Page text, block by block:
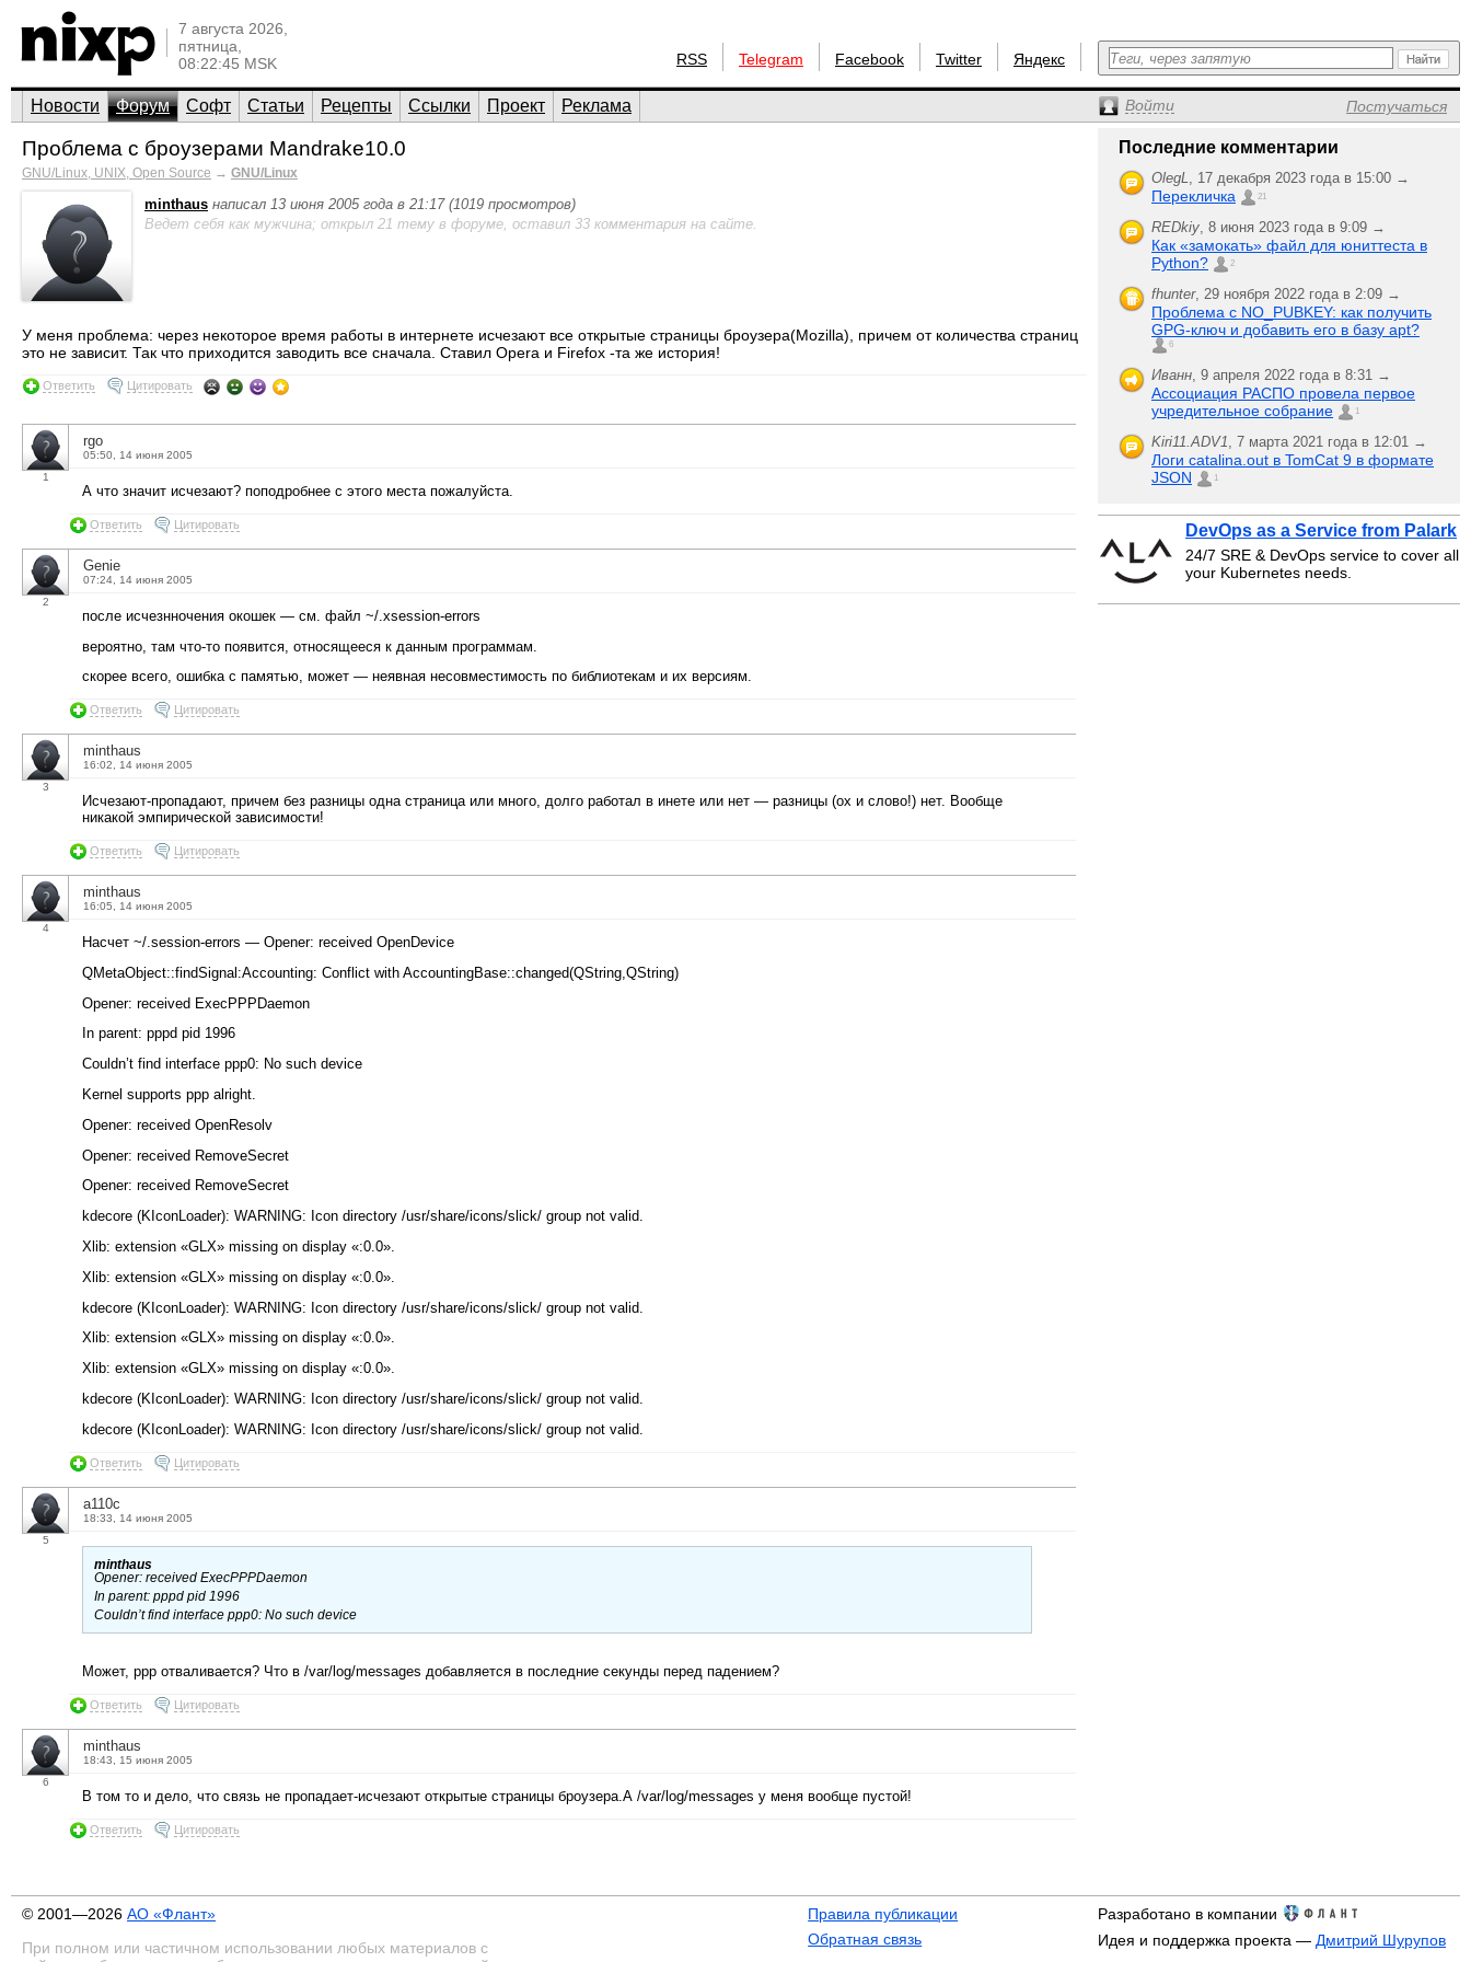
7 августа 2026,
пятница,
08:22:45 MSK
RSS Telegram Facebook Twitter Яндекс
Новости Форум Софт Статьи Рецепты Ссылки Проект Реклама Войти Постучаться
Проблема с броузерами Mandrake10.0
GNU/Linux, UNIX, Open Source → GNU/Linux
minthaus написал 13 июня 2005 года в 21:17 (1019 просмотров)
Ведет себя как мужчина; открыл 21 тему в форуме, оставил 33 комментария на сайте.
У меня проблема: через некоторое время работы в интернете исчезают все открытые страницы броузера(Mozilla), причем от количества страниц
это не зависит. Так что приходится заводить все сначала. Ставил Opera и Firefox -та же история!
Ответить Цитировать
1
rgo
05:50, 14 июня 2005
А что значит исчезают? поподробнее с этого места пожалуйста.
Ответить Цитировать
2
Genie
07:24, 14 июня 2005
после исчезнночения окошек — см. файл ~/.xsession-errors
вероятно, там что-то появится, относящееся к данным программам.
скорее всего, ошибка с памятью, может — неявная несовместимость по библиотекам и их версиям.
Ответить Цитировать
3
minthaus
16:02, 14 июня 2005
Исчезают-пропадают, причем без разницы одна страница или много, долго работал в инете или нет — разницы (ох и слово!) нет. Вообще
никакой эмпирической зависимости!
Ответить Цитировать
4
minthaus
16:05, 14 июня 2005
Насчет ~/.session-errors — Opener: received OpenDevice
QMetaObject::findSignal:Accounting: Conflict with AccountingBase::changed(QString,QString)
Opener: received ExecPPPDaemon
In parent: pppd pid 1996
Couldn’t find interface ppp0: No such device
Kernel supports ppp alright.
Opener: received OpenResolv
Opener: received RemoveSecret
Opener: received RemoveSecret
kdecore (KIconLoader): WARNING: Icon directory /usr/share/icons/slick/ group not valid.
Xlib: extension «GLX» missing on display «:0.0».
Xlib: extension «GLX» missing on display «:0.0».
kdecore (KIconLoader): WARNING: Icon directory /usr/share/icons/slick/ group not valid.
Xlib: extension «GLX» missing on display «:0.0».
Xlib: extension «GLX» missing on display «:0.0».
kdecore (KIconLoader): WARNING: Icon directory /usr/share/icons/slick/ group not valid.
kdecore (KIconLoader): WARNING: Icon directory /usr/share/icons/slick/ group not valid.
Ответить Цитировать
5
a110c
18:33, 14 июня 2005
minthaus
Opener: received ExecPPPDaemon
In parent: pppd pid 1996
Couldn’t find interface ppp0: No such device
Может, ppp отваливается? Что в /var/log/messages добавляется в последние секунды перед падением?
Ответить Цитировать
6
minthaus
18:43, 15 июня 2005
В том то и дело, что связь не пропадает-исчезают открытые страницы броузера.А /var/log/messages у меня вообще пустой!
Ответить Цитировать
Последние комментарии
OlegL, 17 декабря 2023 года в 15:00 →
Перекличка 21
REDkiy, 8 июня 2023 года в 9:09 →
Как «замокать» файл для юниттеста в
Python?
2
fhunter, 29 ноября 2022 года в 2:09 →
Проблема с NO_PUBKEY: как получить
GPG-ключ и добавить его в базу apt?
6
Иванн, 9 апреля 2022 года в 8:31 →
Ассоциация РАСПО провела первое
учредительное собрание
1
Kiri11.ADV1, 7 марта 2021 года в 12:01 →
Логи catalina.out в TomCat 9 в формате
JSON
1
DevOps as a Service from Palark
24/7 SRE & DevOps service to cover all
your Kubernetes needs.
© 2001—2026 АО «Флант»
При полном или частичном использовании любых материалов с
Правила публикации
Обратная связь
Разработано в компании
Идея и поддержка проекта — Дмитрий Шурупов